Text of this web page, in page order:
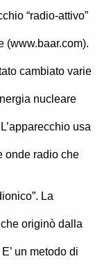
“radio-attivo”
(www.baar.com).
cambiato varie
nucleare
usa
onde radio che
La
originò dalla
un metodo di